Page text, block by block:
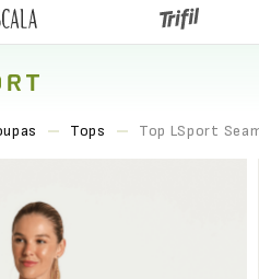
Tops Top LSport